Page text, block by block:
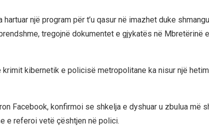
hartuar një program për t’u qasur në imazhet duke
tregojnë dokumentet e gjykatës në Mbretërinë e
krimit kibernetik e policisë metropolitane ka nisur një
Facebook, konfirmoi se shkelja e dyshuar u zbulua më
e referoi vetë çështjen në polici.